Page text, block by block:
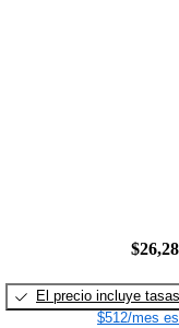
El precio incluye tasas
$512/mes